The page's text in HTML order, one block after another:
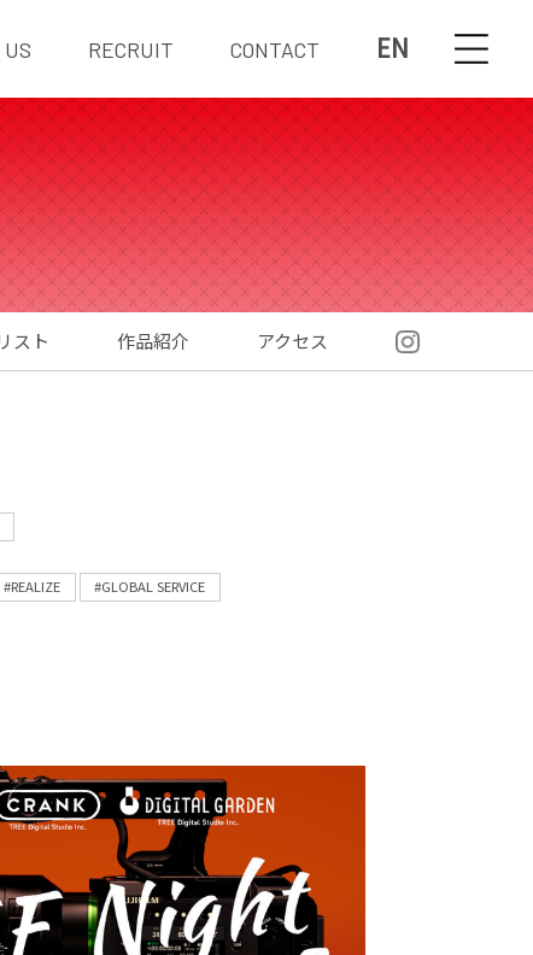
EN
RECRUIT CONTACT
スト 作品紹介 アクセス
#REALIZE #GLOBAL SERVICE